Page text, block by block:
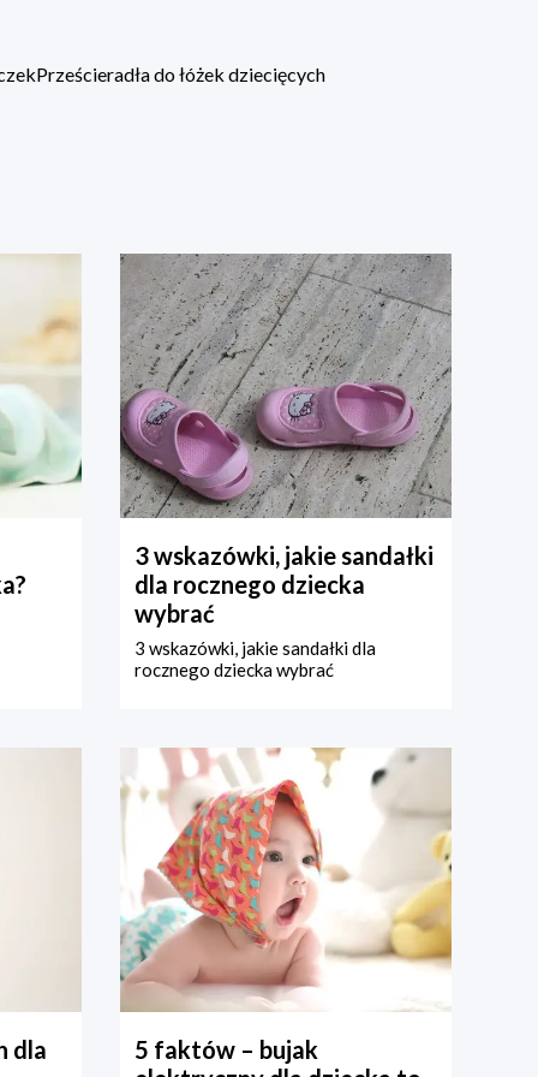
Prześcieradła do łóżek dziecięcych
3 wskazówki, jakie sandałki
dla rocznego dziecka
wybrać
3 wskazówki, jakie sandałki dla
rocznego dziecka wybrać
dla
5 faktów – bujak